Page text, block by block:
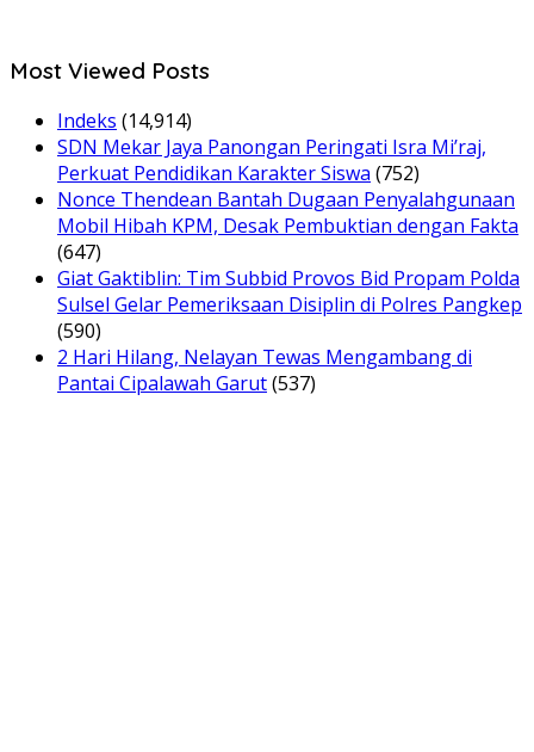
Most Viewed Posts
Indeks (14,914)
SDN Mekar Jaya Panongan Peringati Isra Mi’raj,
Perkuat Pendidikan Karakter Siswa (752)
Nonce Thendean Bantah Dugaan Penyalahgunaan
Mobil Hibah KPM, Desak Pembuktian dengan Fakta
(647)
Giat Gaktiblin: Tim Subbid Provos Bid Propam Polda
Sulsel Gelar Pemeriksaan Disiplin di Polres Pangkep
(590)
2 Hari Hilang, Nelayan Tewas Mengambang di
Pantai Cipalawah Garut(537)